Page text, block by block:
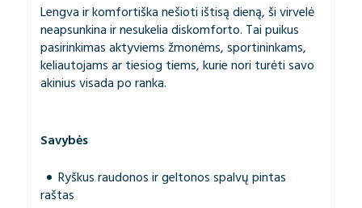
Lengva ir komfortiška nešioti ištisą dieną, ši virvelė
neapsunkina ir nesukelia diskomforto. Tai puikus
pasirinkimas aktyviems žmonėms, sportininkams,
keliautojams ar tiesiog tiems, kurie nori turėti savo
akinius visada po ranka.
Savybės
Ryškus raudonos ir geltonos spalvų pintas
raštas